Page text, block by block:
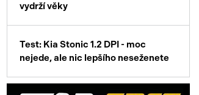
vydrží věky
Test: Kia Stonic 1.2 DPI - moc
nejede, ale nic lepšího neseženete